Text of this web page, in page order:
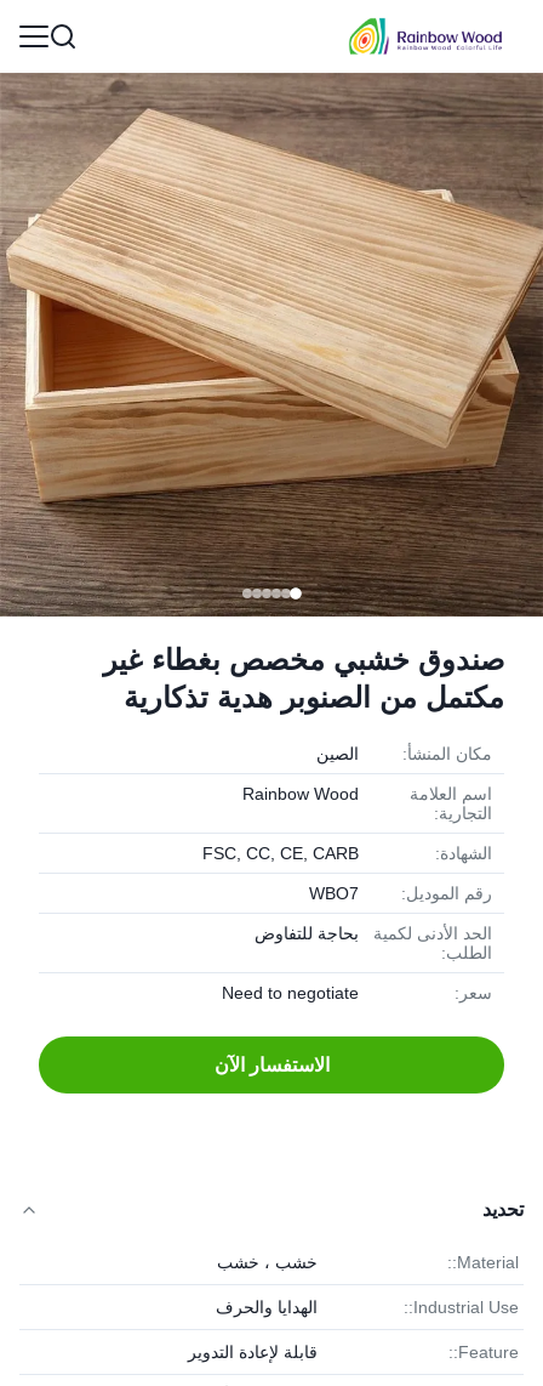
صندوق خشبي مخصص بغطاء غير
مكتمل من الصنوبر هدية تذكارية
مكان المنشأ: الصين
اسم العلامة
التجارية:
Rainbow Wood
الشهادة: FSC, CC, CE, CARB
رقم الموديل: WBO7
الحد الأدنى لكمية
الطلب:
بحاجة للتفاوض
سعر: Need to negotiate
الاستفسار الآن
تحديد
Material:: خشب ، خشب
Industrial Use:: الهدايا والحرف
Feature:: قابلة لإعادة التدوير